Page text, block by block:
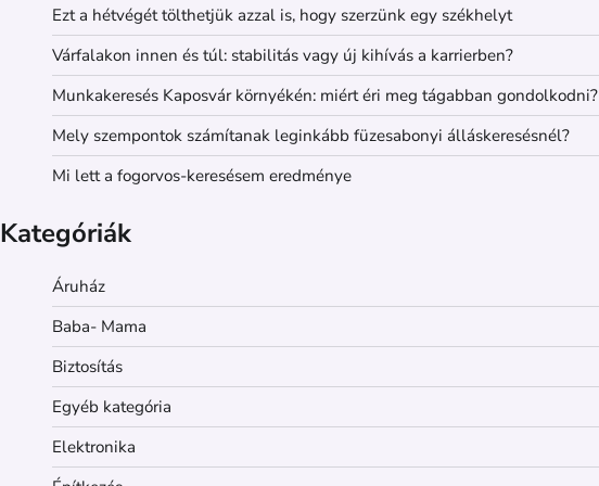
Ezt a hétvégét tölthetjük azzal is, hogy szerzünk egy székhelyt
Várfalakon innen és túl: stabilitás vagy új kihívás a karrierben?
Munkakeresés Kaposvár környékén: miért éri meg tágabban gondolkodni?
Mely szempontok számítanak leginkább füzesabonyi álláskeresésnél?
Mi lett a fogorvos-keresésem eredménye
Kategóriák
Áruház
Baba- Mama
Biztosítás
Egyéb kategória
Elektronika